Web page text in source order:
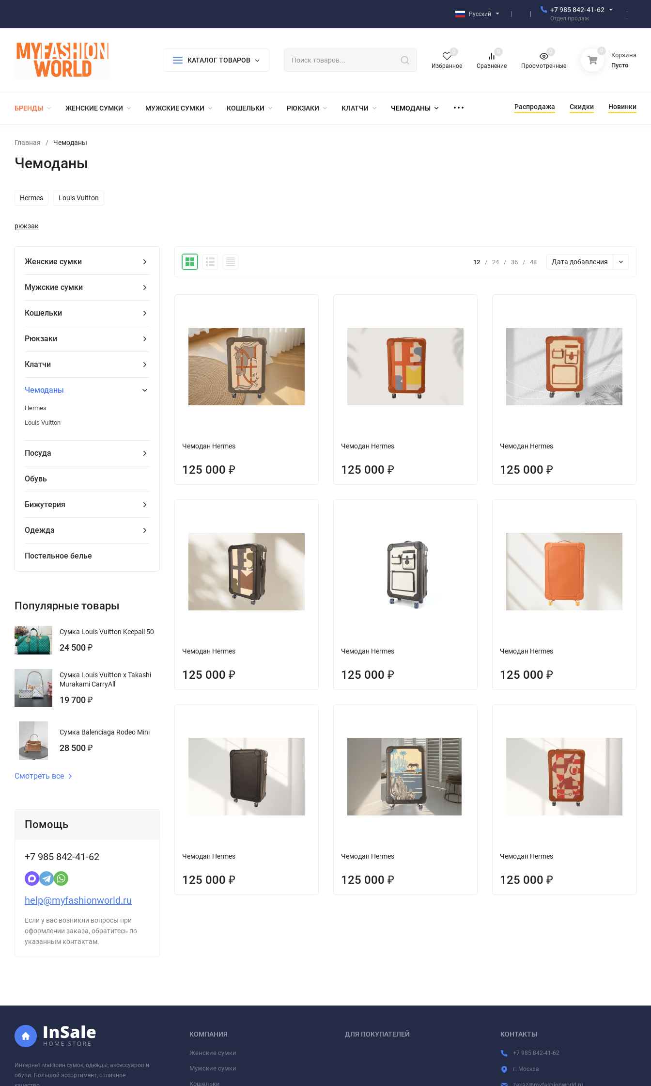
Русский
+7 985 842-41-62
Отдел продаж
КАТАЛОГ ТОВАРОВ
Избранное
0
Сравнение
0
Просмотренные
0 0
Корзина
Пусто
БРЕНДЫ ЖЕНСКИЕ СУМКИ МУЖСКИЕ СУМКИ КОШЕЛЬКИ РЮКЗАКИ КЛАТЧИ ЧЕМОДАНЫ Распродажа Скидки Новинки
Главная / Чемоданы
Чемоданы
Hermes Louis Vuitton
рюкзак
Женские сумки
Мужские сумки
Кошельки
Рюкзаки
Клатчи
Чемоданы
Hermes
Louis Vuitton
Посуда
Обувь
Бижутерия
Одежда
Постельное белье
Популярные товары
Сумка Louis Vuitton Keepall 50
24 500 ₽
Сумка Louis Vuitton x Takashi
Murakami CarryAll
19 700 ₽
Сумка Balenciaga Rodeo Mini
28 500 ₽
Смотреть все
Помощь
+7 985 842-41-62
help@myfashionworld.ru
Если у вас возникли вопросы при
оформлении заказа, обратитесь по
указанным контактам.
12 / 24 / 36 / 48 Дата добавления
Чемодан Hermes
125 000 ₽
Чемодан Hermes
125 000 ₽
Чемодан Hermes
125 000 ₽
Чемодан Hermes
125 000 ₽
Чемодан Hermes
125 000 ₽
Чемодан Hermes
125 000 ₽
Чемодан Hermes
125 000 ₽
Чемодан Hermes
125 000 ₽
Чемодан Hermes
125 000 ₽
Интернет магазин сумок, одежды, аксессуаров и
обуви. Большой ассортимент, отличное
КОМПАНИЯ
Женские сумки
Мужские сумки
Кошельки
ДЛЯ ПОКУПАТЕЛЕЙ КОНТАКТЫ
+7 985 842-41-62
г. Москва